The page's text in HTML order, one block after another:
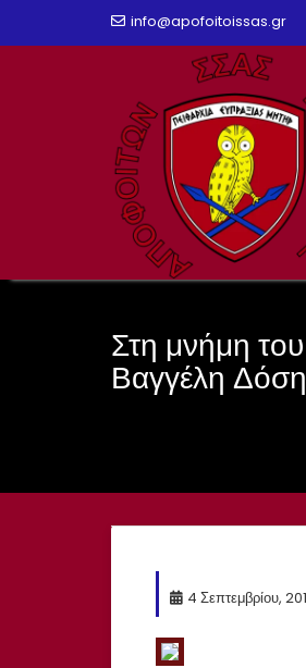
info@apofoitoissas.gr
Στη μνήμη
Βαγγέλη Δόση
4 Σεπτεμβρίου,